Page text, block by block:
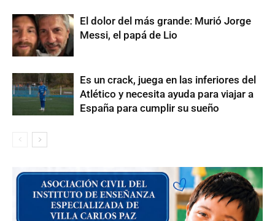
El dolor del más grande: Murió Jorge
Messi, el papá de Lio
Es un crack, juega en las inferiores del
Atlético y necesita ayuda para viajar a
España para cumplir su sueño